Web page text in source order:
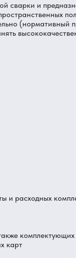
сварки и
и расходных
карт